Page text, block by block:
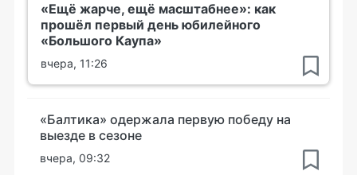
«Ещё жарче, ещё масштабнее»: как
прошёл первый день юбилейного
«Большого Каупа»
вчера, 11:26
«Балтика» одержала первую победу на
выезде в сезоне
вчера, 09:32